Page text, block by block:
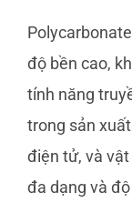
độ bền cao,
tính năng
trong sản
điện tử, và
đa dạng và